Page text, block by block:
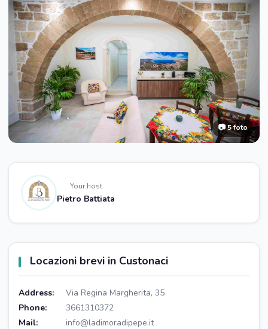
📷 5 foto
Locazioni brevi in Custonaci
Address:
Via Regina Margherita, 35
Phone:
3661310372
Mail:
info@ladimoradipepe.it
Your host
Pietro Battiata